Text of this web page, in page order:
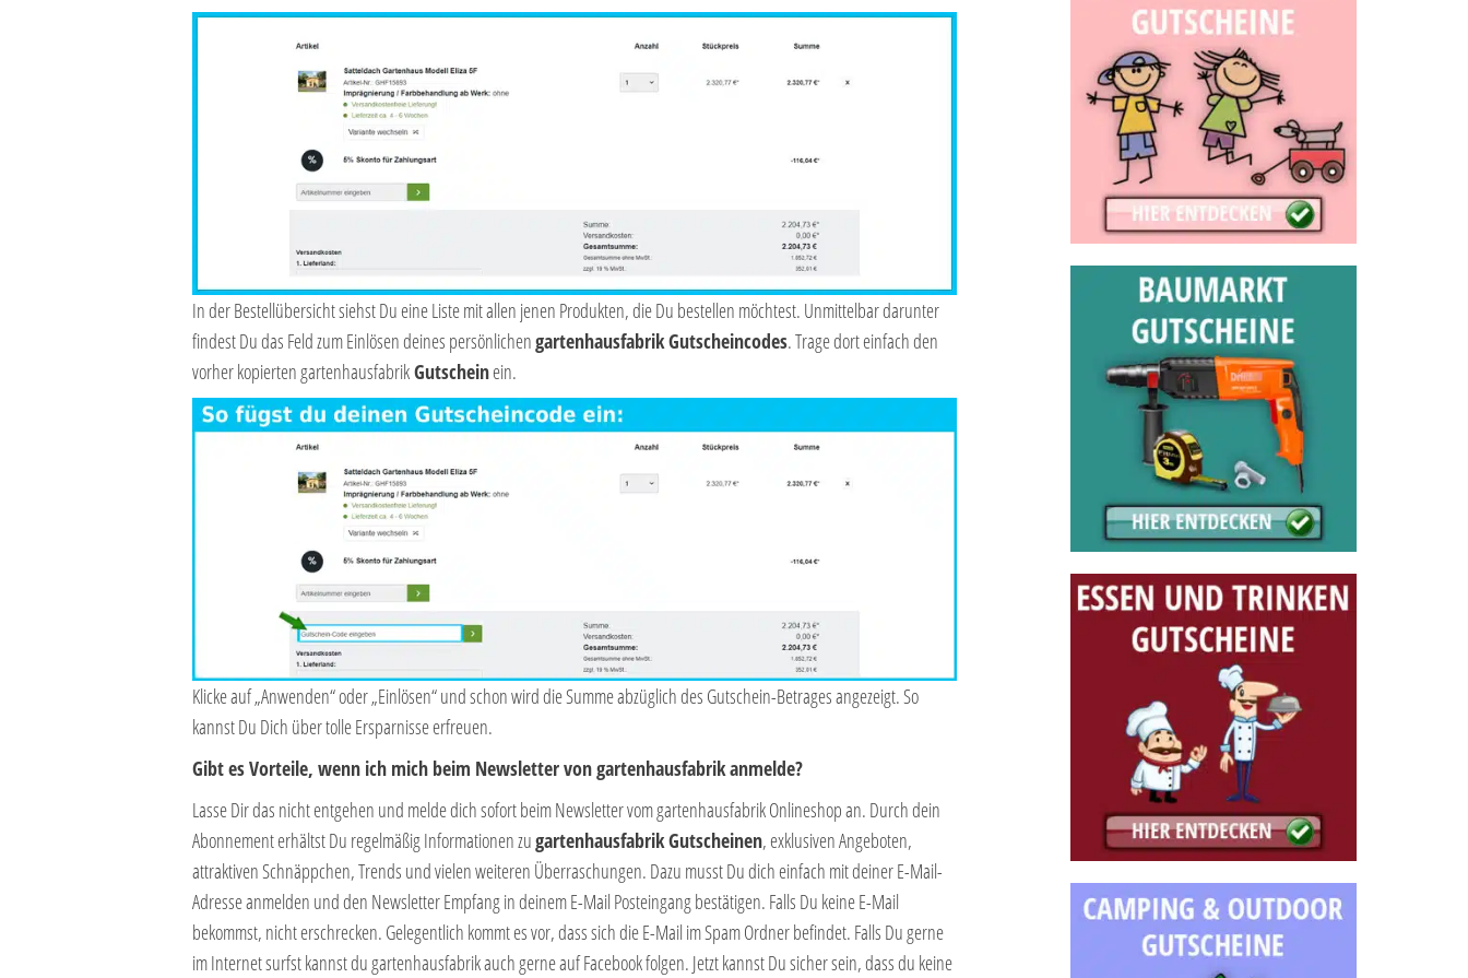
In der Bestellübersicht siehst Du eine Liste mit allen jenen Produkten, die Du bestellen möchtest. Unmittelbar darunter
findest Du das Feld zum Einlösen deines persönlichengartenhausfabrik Gutscheincodes. Trage dort einfach den
vorher kopierten gartenhausfabrikGutscheinein.
Klicke auf „Anwenden“ oder „Einlösen“ und schon wird die Summe abzüglich des Gutschein-Betrages angezeigt. So
kannst Du Dich über tolle Ersparnisse erfreuen.
Gibt es Vorteile, wenn ich mich beim Newsletter von gartenhausfabrik anmelde?
Lasse Dir das nicht entgehen und melde dich sofort beim Newsletter vom gartenhausfabrik Onlineshop an. Durch dein
Abonnement erhältst Du regelmäßig Informationen zugartenhausfabrik Gutscheinen, exklusiven Angeboten,
attraktiven Schnäppchen, Trends und vielen weiteren Überraschungen. Dazu musst Du dich einfach mit deiner E-Mail-
Adresse anmelden und den Newsletter Empfang in deinem E-Mail Posteingang bestätigen. Falls Du keine E-Mail
bekommst, nicht erschrecken. Gelegentlich kommt es vor, dass sich die E-Mail im Spam Ordner befindet. Falls Du gerne
im Internet surfst kannst du gartenhausfabrik auch gerne auf Facebook folgen. Jetzt kannst Du sicher sein, dass du keine